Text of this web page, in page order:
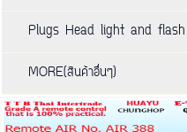
Plugs Head light and flash
MORE(สินค้าอื่นๆ)